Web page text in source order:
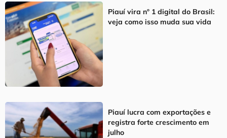
Piauí vira nº 1 digital do Brasil:
veja como isso muda sua vida
Piauí lucra com exportações e
registra forte crescimento em
julho